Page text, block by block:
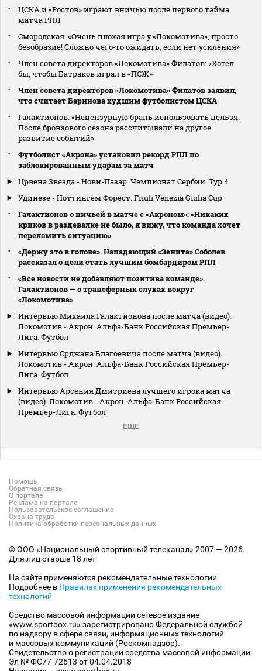
ЦСКА и «Ростов» играют вничью после первого тайма
матча РПЛ
Смородская: «Очень плохая игра у «Локомотива», просто
безобразие! Сложно чего‑то ожидать, если нет усиления»
Член совета директоров «Локомотива» Филатов: «Хотел
бы, чтобы Батраков играл в «ПСЖ»
Член совета директоров «Локомотива» Филатов заявил,
что считает Баринова худшим футболистом ЦСКА
Галактионов: «Нецензурную брань использовать нельзя.
После бронзового сезона рассчитывали на другое
развитие событий»
Футболист «Акрона» установил рекорд РПЛ по
заблокированным ударам за матч
Црвена Звезда - Нови-Пазар. Чемпионат Сербии. Тур 4
Удинезе - Ноттингем Форест. Friuli Venezia Giulia Cup
Галактионов о ничьей в матче с «Акроном»: «Никаких
криков в раздевалке не было, я вижу, что команда хочет
переломить ситуацию»
«Держу это в голове». Нападающий «Зенита» Соболев
рассказал о цели стать лучшим бомбардиром РПЛ
«Все новости не добавляют позитива команде».
Галактионов — о трансферных слухах вокруг
«Локомотива»
Интервью Михаила Галактионова после матча (видео).
Локомотив - Акрон. Альфа-Банк Российская Премьер-
Лига. Футбол
Интервью Срджана Благоевича после матча (видео).
Локомотив - Акрон. Альфа-Банк Российская Премьер-
Лига. Футбол
Интервью Арсения Дмитриева лучшего игрока матча
(видео). Локомотив - Акрон. Альфа-Банк Российская
Премьер-Лига. Футбол
ЕЩЕ
Помощь
Обратная связь
О портале
Реклама на портале
Пользовательское соглашение
Охрана труда
Политика обработки персональных данных
© ООО «Национальный спортивный телеканал» 2007 — 2026.
Для лиц старше 18 лет
На сайте применяются рекомендательные технологии.
Подробнее в Правилах применения рекомендательных
технологий
Средство массовой информации сетевое издание
«www.sportbox.ru» зарегистрировано Федеральной службой
по надзору в сфере связи, информационных технологий
и массовых коммуникаций (Роскомнадзор).
Свидетельство о регистрации средства массовой информации
Эл № ФС77-72613 от 04.04.2018